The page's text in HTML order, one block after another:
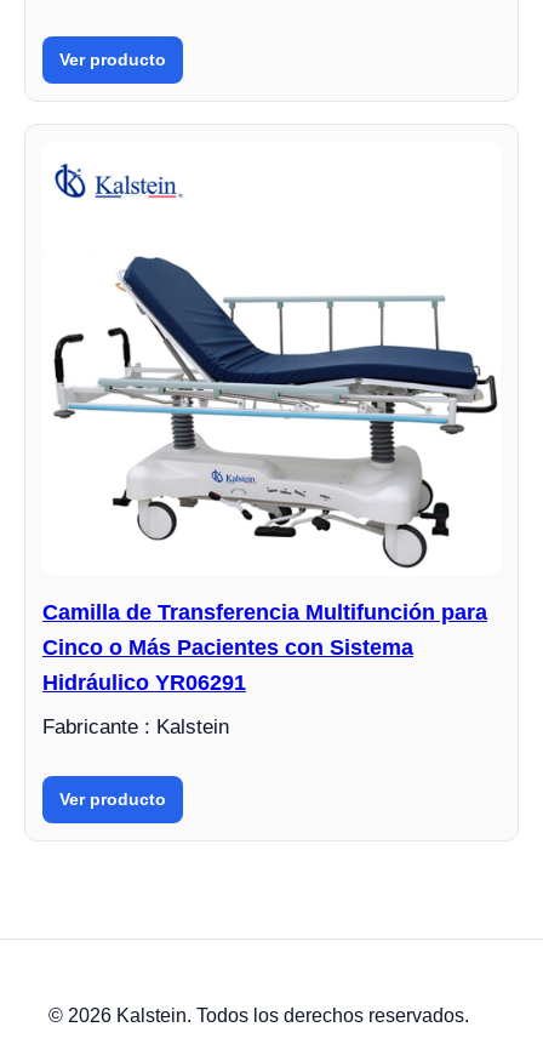
Ver producto
Camilla de Transferencia Multifunción para
Cinco o Más Pacientes con Sistema
Hidráulico YR06291
Fabricante : Kalstein
Ver producto
© 2026 Kalstein. Todos los derechos reservados.